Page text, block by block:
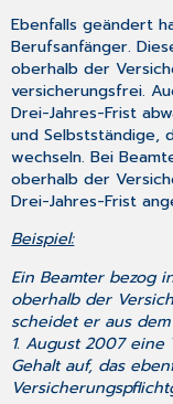
Ebenfalls geändert
Berufsanfänger.
oberhalb der
versicherungsfrei.
Drei-Jahres-Frist
und Selbstständige,
wechseln. Bei
oberhalb der
Drei-Jahres-Frist
Beispiel:
Ein Beamter bezog
oberhalb der
scheidet er aus
1. August 2007
Gehalt auf, das